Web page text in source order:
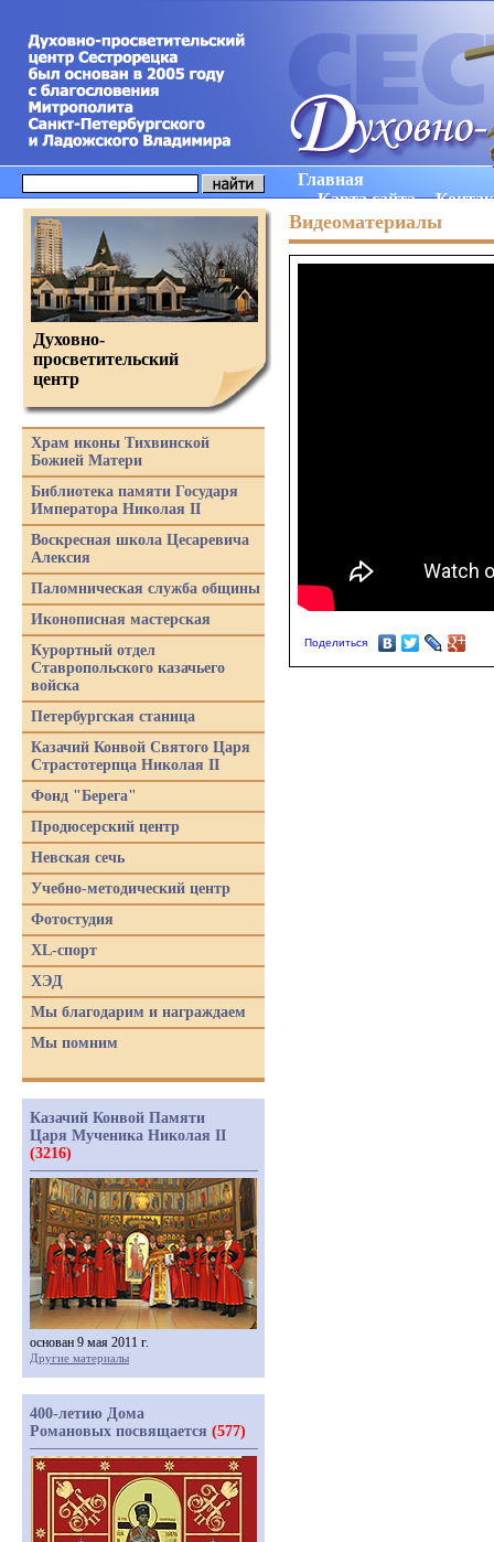
Главная
Карта сайта
Видеоматериалы
Поделиться
Духовно-
просветительский
центр
Храм иконы Тихвинской
Божией Матери
Библиотека памяти Государя
Императора Николая II
Воскресная школа Цесаревича
Алексия
Паломническая служба общины
Иконописная мастерская
Курортный отдел
Ставропольского казачьего
войска
Петербургская станица
Казачий Конвой Святого Царя
Страстотерпца Николая II
Фонд "Берега"
Продюсерский центр
Невская сечь
Учебно-методический центр
Фотостудия
XL-спорт
ХЭД
Мы благодарим и награждаем
Мы помним
Казачий Конвой Памяти
Царя Мученика Николая II
(3216)
основан 9 мая 2011 г.
Другие материалы
400-летию Дома
Романовых посвящается (577)